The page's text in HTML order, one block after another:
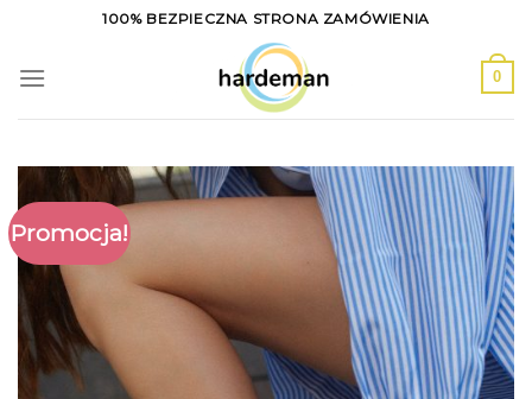
content
100% BEZPIECZNA STRONA ZAMÓWIENIA
0
Promocja!